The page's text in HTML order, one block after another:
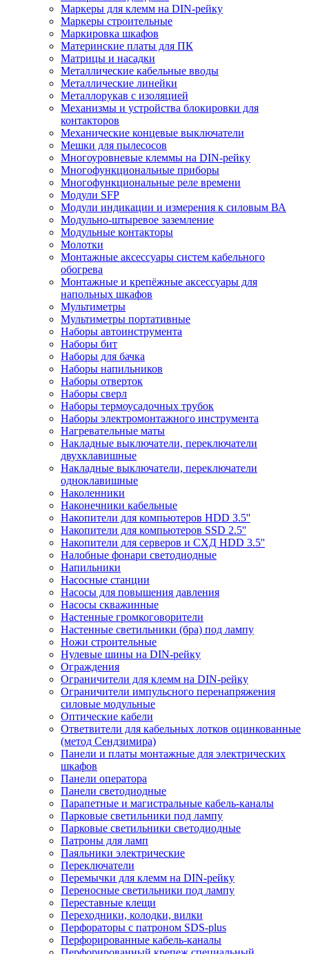
Маркеры для клемм на DIN-рейку
Маркеры строительные
Маркировка шкафов
Материнские платы для ПК
Матрицы и насадки
Металлические кабельные вводы
Металлические линейки
Металлорукав с изоляцией
Механизмы и устройства блокировки для
контакторов
Механические концевые выключатели
Мешки для пылесосов
Многоуровневые клеммы на DIN-рейку
Многофункциональные приборы
Многофункциональные реле времени
Модули SFP
Модули индикации и измерения к силовым ВА
Модульно-штыревое заземление
Модульные контакторы
Молотки
Монтажные аксессуары систем кабельного
обогрева
Монтажные и крепёжные аксессуары для
напольных шкафов
Мультиметры
Мультиметры портативные
Наборы автоинструмента
Наборы бит
Наборы для бачка
Наборы напильников
Наборы отверток
Наборы сверл
Наборы термоусадочных трубок
Наборы электромонтажного инструмента
Нагревательные маты
Накладные выключатели, переключатели
двухклавишные
Накладные выключатели, переключатели
одноклавишные
Наколенники
Наконечники кабельные
Накопители для компьютеров HDD 3.5''
Накопители для компьютеров SSD 2.5''
Накопители для серверов и СХД HDD 3.5''
Налобные фонари светодиодные
Напильники
Насосные станции
Насосы для повышения давления
Насосы скважинные
Настенные громкоговорители
Настенные светильники (бра) под лампу
Ножи строительные
Нулевые шины на DIN-рейку
Ограждения
Ограничители для клемм на DIN-рейку
Ограничители импульсного перенапряжения
силовые модульные
Оптические кабели
Ответвители для кабельных лотков оцинкованные
(метод Сендзимира)
Панели и платы монтажные для электрических
шкафов
Панели оператора
Панели светодиодные
Парапетные и магистральные кабель-каналы
Парковые светильники под лампу
Парковые светильники светодиодные
Патроны для ламп
Паяльники электрические
Переключатели
Перемычки для клемм на DIN-рейку
Переносные светильники под лампу
Переставные клещи
Переходники, колодки, вилки
Перфораторы с патроном SDS-plus
Перфорированные кабель-каналы